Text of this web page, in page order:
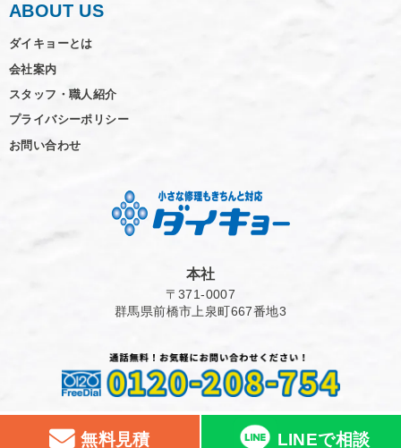
無料見積 LINEで相談
ABOUT US
ダイキョーとは
会社案内
スタッフ・職人紹介
プライバシーポリシー
お問い合わせ
本社
〒371-0007
群馬県前橋市上泉町667番地3